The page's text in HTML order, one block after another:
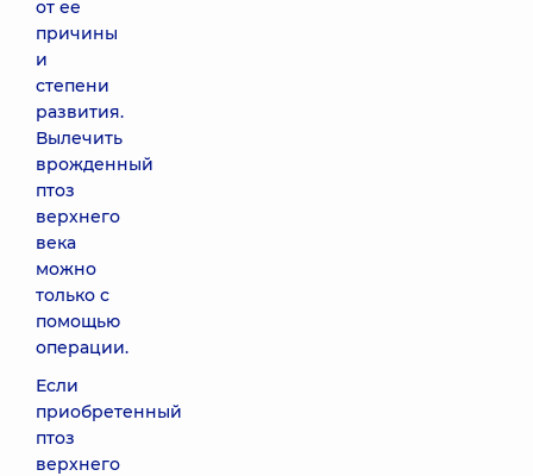
от ее
причины
и
степени
развития.
Вылечить
врожденный
птоз
верхнего
века
можно
только с
помощью
операции.
Если
приобретенный
птоз
верхнего